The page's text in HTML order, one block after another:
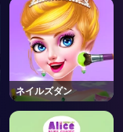
ネイルズダン